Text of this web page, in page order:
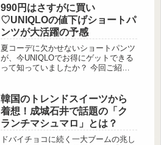
けれど、毎年ワンパターンになりがち
だし、そもそもお父さんの“好み”がよ
くわからない。母親と比べて会話の頻
度が少なかったり、ちょっと距離を感
じていたり。中高年の男性への贈り物
って、意外とハードルが高いもので
す。でも、だからこそ「ちゃんと考え
て選んだ」ギフトは、心に残るものに
990円はさすがに買い
♡UNIQLOの値下げショートパ
ンツが大活躍の予感
夏コーデに欠かせないショートパンツ
が、今UNIQLOでお得にゲットできる
って知っていましたか？ 今回ご紹介
兼ね備えた人気アイテム。さらに現在
は値下げで9 […]
韓国のトレンドスイーツから
着想！成城石井で話題の「ク
ランチマシュマロ」とは？
ドバイチョコに続く一大ブームの兆し